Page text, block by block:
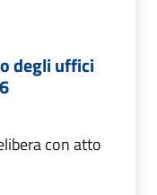
degli uffici
con atto